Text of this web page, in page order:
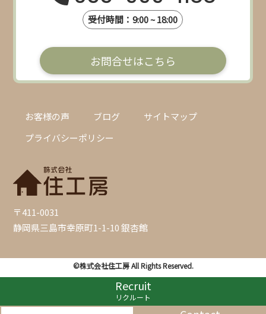
Recruit
リクルート
受付時間：9:00 ~ 18:00
お問合せはこちら
〒411-0031
静岡県三島市幸原町1-1-10 銀杏館
お客様の声 ブログ
サイトマップ
プライバシーポリシー
©株式会社住工房 All Rights Reserved.